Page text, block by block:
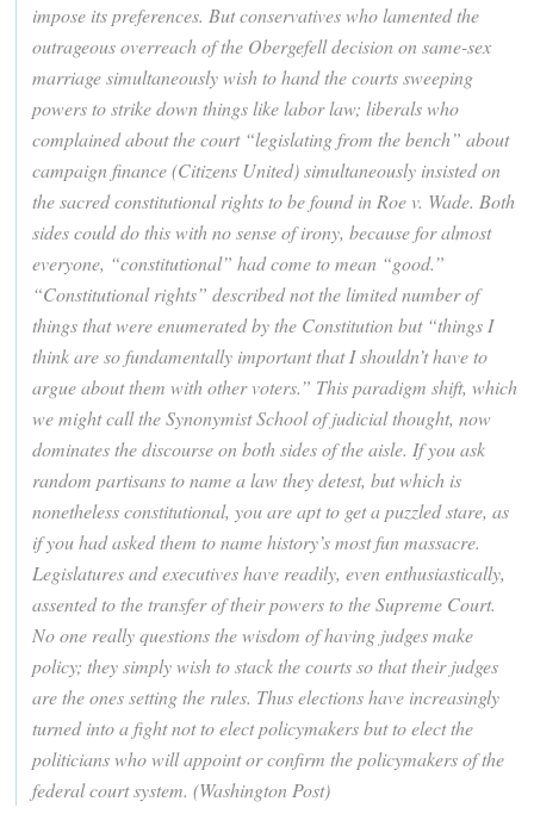
impose its preferences. But conservatives who lamented the
outrageous overreach of the Obergefell decision on same-sex
marriage simultaneously wish to hand the courts sweeping
powers to strike down things like labor law; liberals who
complained about the court “legislating from the bench” about
campaign finance (Citizens United) simultaneously insisted on
the sacred constitutional rights to be found in Roe v. Wade. Both
sides could do this with no sense of irony, because for almost
everyone, “constitutional” had come to mean “good.”
“Constitutional rights” described not the limited number of
things that were enumerated by the Constitution but “things I
think are so fundamentally important that I shouldn’t have to
argue about them with other voters.” This paradigm shift, which
we might call the Synonymist School of judicial thought, now
dominates the discourse on both sides of the aisle. If you ask
random partisans to name a law they detest, but which is
nonetheless constitutional, you are apt to get a puzzled stare, as
if you had asked them to name history’s most fun massacre.
Legislatures and executives have readily, even enthusiastically,
assented to the transfer of their powers to the Supreme Court.
No one really questions the wisdom of having judges make
policy; they simply wish to stack the courts so that their judges
are the ones setting the rules. Thus elections have increasingly
turned into a fight not to elect policymakers but to elect the
politicians who will appoint or confirm the policymakers of the
federal court system. (Washington Post)